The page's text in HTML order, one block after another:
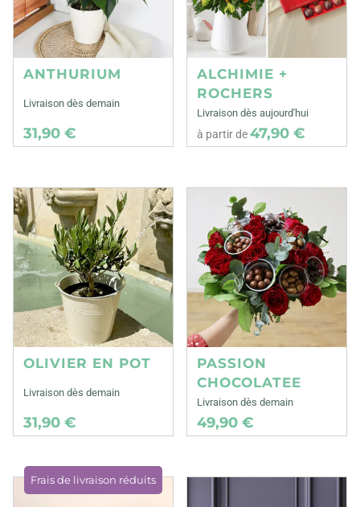
ANTHURIUM
Livraison dès demain
31,90 €
ALCHIMIE +
ROCHERS
Livraison dès aujourd'hui
à partir de47,90 €
OLIVIER EN POT
Livraison dès demain
31,90 €
PASSION
CHOCOLATEE
Livraison dès demain
49,90 €
Frais de livraison réduits